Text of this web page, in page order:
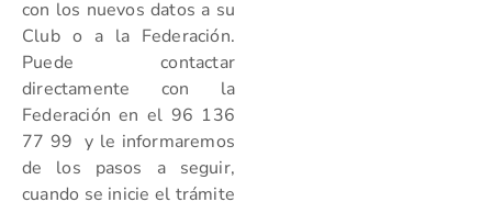
con los nuevos datos a su
Club o a la Federación.
Puede contactar
directamente con la
Federación en el 96 136
77 99 y le informaremos
de los pasos a seguir,
cuando se inicie el trámite